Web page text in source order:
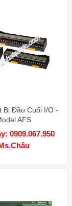
Bị Đầu Cuối I/O -
AFS
0909.067.950